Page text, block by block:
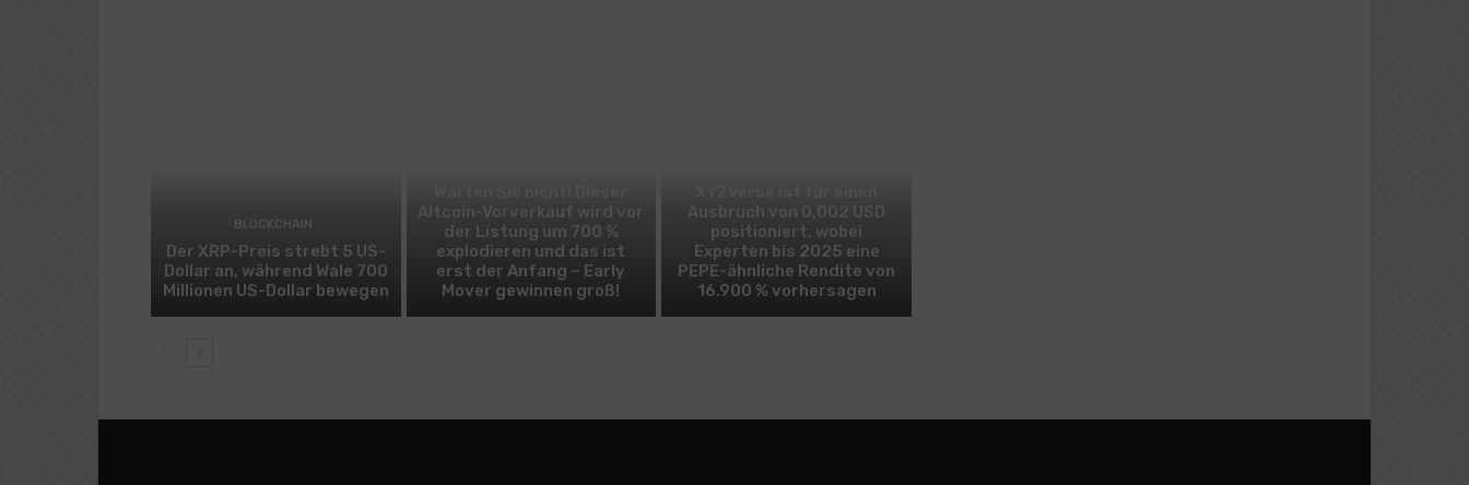
BLOCKCHAIN
Der XRP-Preis strebt 5 US-
Dollar an, während Wale 700
Millionen US-Dollar bewegen
Altcoin-Vorverkauf wird vor
der Listung um 700 %
explodieren und das ist
erst der Anfang – Early
Mover gewinnen groß!
Ausbruch von 0,002 USD
positioniert, wobei
Experten bis 2025 eine
PEPE-ähnliche Rendite von
16.900 % vorhersagen